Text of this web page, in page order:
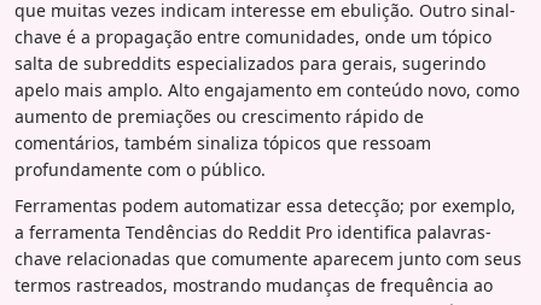
que muitas vezes indicam interesse em ebulição. Outro sinal-
chave é a propagação entre comunidades, onde um tópico
salta de subreddits especializados para gerais, sugerindo
apelo mais amplo. Alto engajamento em conteúdo novo, como
aumento de premiações ou crescimento rápido de
comentários, também sinaliza tópicos que ressoam
profundamente com o público.
Ferramentas podem automatizar essa detecção; por exemplo,
a ferramenta Tendências do Reddit Pro identifica palavras-
chave relacionadas que comumente aparecem junto com seus
termos rastreados, mostrando mudanças de frequência ao